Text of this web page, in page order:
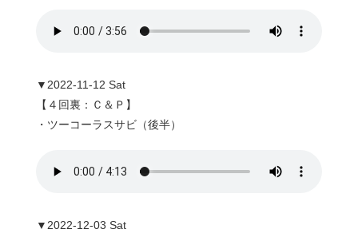
▼2022-11-12 Sat
【４回裏：Ｃ＆Ｐ】
・ツーコーラスサビ（後半）
▼2022-12-03 Sat